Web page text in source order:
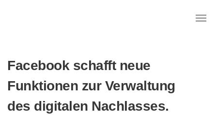
Das digitale Testament
Digitale Vorsorge
Facebook schafft neue
Funktionen zur Verwaltung
des digitalen Nachlasses.